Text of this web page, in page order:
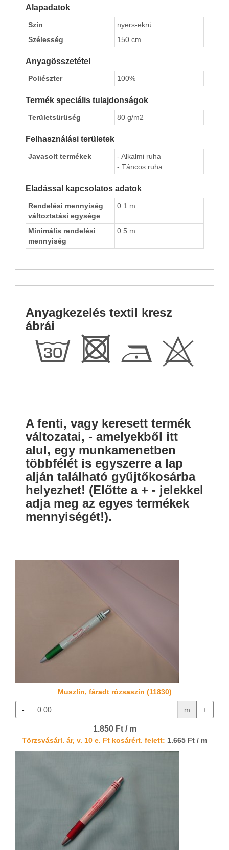
Alapadatok
Szín
nyers-ekrü
Szélesség
150 cm
Anyagösszetétel
Poliészter 100%
Termék speciális tulajdonságok
Területsürüség 80 g/m2
Felhasználási területek
Javasolt termékek
- Alkalmi ruha
- Táncos ruha
Eladással kapcsolatos adatok
Rendelési mennyiség
változtatási egysége
0.1 m
Minimális rendelési
mennyiség
0.5 m
Anyagkezelés textil kresz
ábrái
g R D H
A fenti, vagy keresett termék
változatai, - amelyekből itt
alul, egy munkamenetben
többfélét is egyszerre a lap
alján található gyűjtőkosárba
helyezhet! (Előtte a + - jelekkel
adja meg az egyes termékek
mennyiségét!).
Muszlin, fáradt rózsaszín (11830)
- m +
1.850 Ft / m
Törzsvásárl. ár, v. 10 e. Ft kosárért. felett: 1.665 Ft / m